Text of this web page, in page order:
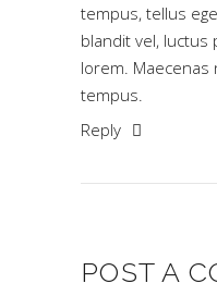
tempus, tellus
blandit vel, luctus
lorem.
tempus.
Reply
POST A